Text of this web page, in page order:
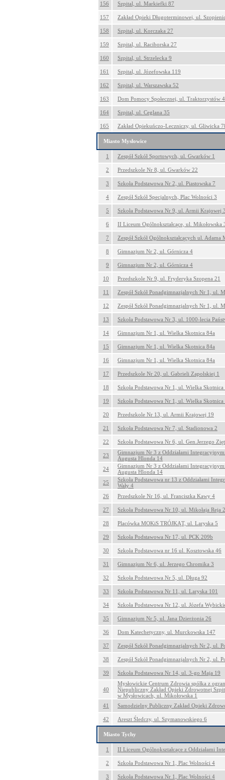
156 Szpital, ul. Markiefki 87
157 Zakład Opieki Długoterminowej, ul.
158 Szpital, ul. Korczaka 27
159 Szpital, ul. Raciborska 27
160 Szpital, ul. Strzelecka 9
161 Szpital, ul. Józefowska 119
162 Szpital, ul. Warszawska 52
163 Dom Pomocy Społecznej, ul. Traktorzystów
164 Szpital, ul. Ceglana 35
165 Zakład Opiekuńczo-Leczniczy, ul. Gliwicka
Miasto Mysłowice
1 Zespół Szkół Sportowych, ul. Gwarków 1
2 Przedszkole Nr 8, ul. Gwarków 22
3 Szkoła Podstawowa Nr 2, ul. Piastowska 7
4 Zespół Szkół Specjalnych, Plac Wolności 3
5 Szkoła Podstawowa Nr 9, ul. Armii Krajowej
6 II Liceum Ogólnokształcące, ul. Mikołowska
7 Zespół Szkół Ogólnokształcących ul.
8 Gimnazjum Nr 2, ul. Górnicza 4
9 Gimnazjum Nr 2, ul. Górnicza 4
10 Przedszkole Nr 9, ul. Fryderyka Szopena 21
11 Zespół Szkół Ponadgimnazjalnych Nr 1, ul.
12 Zespół Szkół Ponadgimnazjalnych Nr 1, ul.
13 Szkoła Podstawowa Nr 3, ul. 1000-lecia
14 Gimnazjum Nr 1, ul. Wielka Skotnica 84a
15 Gimnazjum Nr 1, ul. Wielka Skotnica 84a
16 Gimnazjum Nr 1, ul. Wielka Skotnica 84a
17 Przedszkole Nr 20, ul. Gabrieli Zapolskiej 1
18 Szkoła Podstawowa Nr 1, ul. Wielka Skotnica
19 Szkoła Podstawowa Nr 1, ul. Wielka Skotnica
20 Przedszkole Nr 13, ul. Armii Krajowej 19
21 Szkoła Podstawowa Nr 7, ul. Stadionowa 2
22 Szkoła Podstawowa Nr 6, ul. Gen.Jerzego
23
Gimnazjum Nr 3 z Oddziałami
Augusta Hlonda 14
24
Gimnazjum Nr 3 z Oddziałami
Augusta Hlonda 14
25
Szkoła Podstawowa nr 13 z Oddziałami
Wały 4
26
Przedszkole Nr 16, ul. Franciszka Kawy 4
27 Szkoła Podstawowa Nr 10, ul. Mikołaja Reja
28 Placówka MOKiS TRÓJKĄT, ul. Laryska 5
29 Szkoła Podstawowa Nr 17, ul. PCK 209b
30 Szkoła Podstawowa nr 16 ul. Kosztowska 46
31 Gimnazjum Nr 6, ul. Jerzego Chromika 3
32 Szkoła Podstawowa Nr 5, ul. Długa 92
33 Szkoła Podstawowa Nr 11, ul. Laryska 101
34 Szkoła Podstawowa Nr 12, ul. Józefa
35 Gimnazjum Nr 5, ul. Jana Dzierżonia 26
36 Dom Katechetyczny, ul. Murckowska 147
37 Zespół Szkół Ponadgimnazjalnych Nr 2, ul.
38 Zespół Szkół Ponadgimnazjalnych Nr 2, ul.
39 Szkoła Podstawowa Nr 14, ul. 3-go Maja 19
40
Mysłowickie Centrum Zdrowia spółka z
Niepubliczny Zakład Opieki Zdrowotnej
w Mysłowicach, ul. Mikołowska 1
41
Samodzielny Publiczny Zakład Opieki
42 Areszt Śledczy, ul. Szymanowskiego 6
Miasto Tychy
1 II Liceum Ogólnokształcące z Oddziałami
2 Szkoła Podstawowa Nr 1, Plac Wolności 4
3 Szkoła Podstawowa Nr 1, Plac Wolności 4